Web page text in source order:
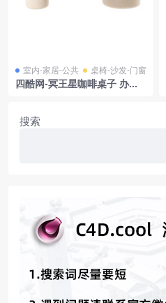
室内-家居-公共 桌椅-沙发-门窗
四酷网-冥王星咖啡桌子 办公
搜索